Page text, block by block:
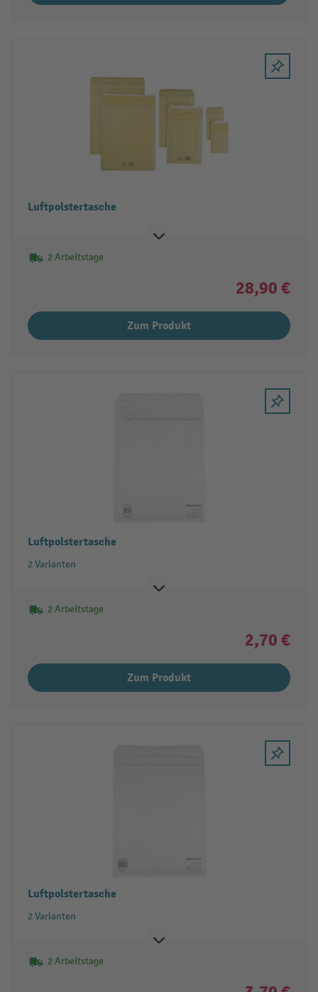
Luftpolstertasche
2 Arbeitstage
28,90 €
Zum Produkt
Luftpolstertasche
2 Varianten
2 Arbeitstage
2,70 €
Zum Produkt
Luftpolstertasche
2 Varianten
2 Arbeitstage